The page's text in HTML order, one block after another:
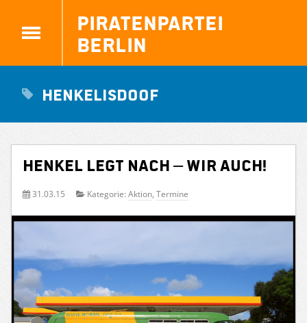
Piratenpartei
Berlin
Henkelisdoof
Henkel legt nach – wir auch!
31.03.15 Kategorie: Aktion, Termine